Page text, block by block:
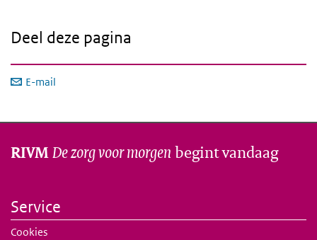
Deel deze pagina
E-mail
RIVMDe zorg voor morgen begint vandaag
Service
Cookies